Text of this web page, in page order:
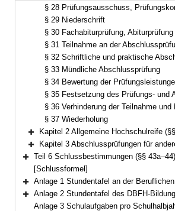
§ 28 Prüfungsausschuss,
§ 29 Niederschrift
§ 30 Fachabiturprüfung, Abiturprüfung
§ 31 Teilnahme an der
§ 32 Schriftliche und praktische
§ 33 Mündliche Abschlussprüfung
§ 34 Bewertung der
§ 35 Festsetzung des Prüfungs- und
§ 36 Verhinderung der Teilnahme und
§ 37 Wiederholung
Bereich erweitern
Kapitel 2 Allgemeine Hochschulreife
Bereich erweitern
Kapitel 3 Abschlussprüfungen für andere
Bereich erweitern
Teil 6 Schlussbestimmungen (§§ 43a–44)
[Schlussformel]
Bereich erweitern
Anlage 1 Stundentafel an der
Bereich erweitern
Anlage 2 Stundentafel des DBFH-
Anlage 3 Schulaufgaben pro Schulhalbjahr oder